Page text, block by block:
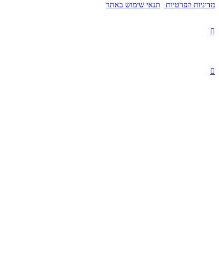
מדיניות הפרטיות | תנאי שימוש באתר